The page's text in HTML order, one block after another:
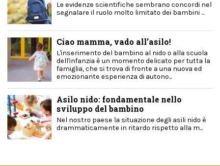
Le evidenze scientifiche sembrano concordi nel
segnalare il ruolo molto limitato dei bambini ...
Ciao mamma, vado all’asilo!
L'inserimento del bambino al nido o alla scuola
dell'infanzia è un momento delicato per tutta la
famiglia, che si trova di fronte a una nuova ed
emozionante esperienza di autono...
Asilo nido: fondamentale nello
sviluppo del bambino
Nel nostro paese la situazione degli asili nido è
drammaticamente in ritardo rispetto alla m...